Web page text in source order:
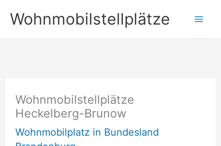
Inhalt
springen
Wohnmobilstellplätze
Wohnmobilstellplätze
Heckelberg-Brunow
Wohnmobilplatz in Bundesland